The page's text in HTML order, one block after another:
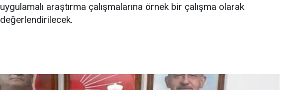
uygulamalı araştırma çalışmalarına örnek bir çalışma olarak
değerlendirilecek.